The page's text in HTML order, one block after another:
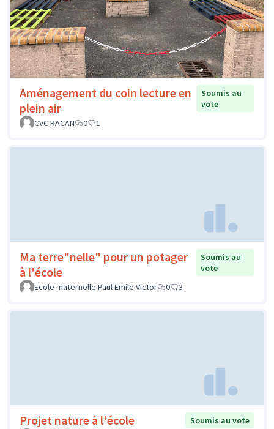
Aménagement du coin lecture en
plein air
Soumis au
vote
CVC RACAN
0 1
Ma terre"nelle" pour un potager
à l'école
Soumis au
vote
Ecole maternelle Paul Emile Victor
0 3
Projet nature à l'école
Soumis au vote